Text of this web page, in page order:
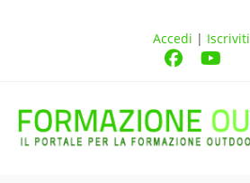
Accedi | Iscriviti